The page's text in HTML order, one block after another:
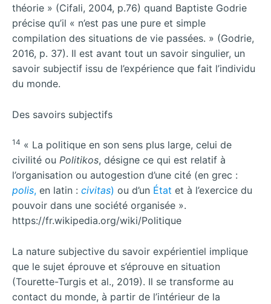
théorie » (Cifali, 2004, p.76) quand Baptiste Godrie
précise qu’il « n’est pas une pure et simple
compilation des situations de vie passées. » (Godrie,
2016, p. 37). Il est avant tout un savoir singulier, un
savoir subjectif issu de l’expérience que fait l’individu
du monde.
Des savoirs subjectifs
14 « La politique en son sens plus large, celui de
civilité ou Politikos, désigne ce qui est relatif à
l’organisation ou autogestion d’une cité (en grec :
polis, en latin : civitas) ou d’un État et à l’exercice du
pouvoir dans une société organisée ».
https://fr.wikipedia.org/wiki/Politique
La nature subjective du savoir expérientiel implique
que le sujet éprouve et s’éprouve en situation
(Tourette-Turgis et al., 2019). Il se transforme au
contact du monde, à partir de l’intérieur de la